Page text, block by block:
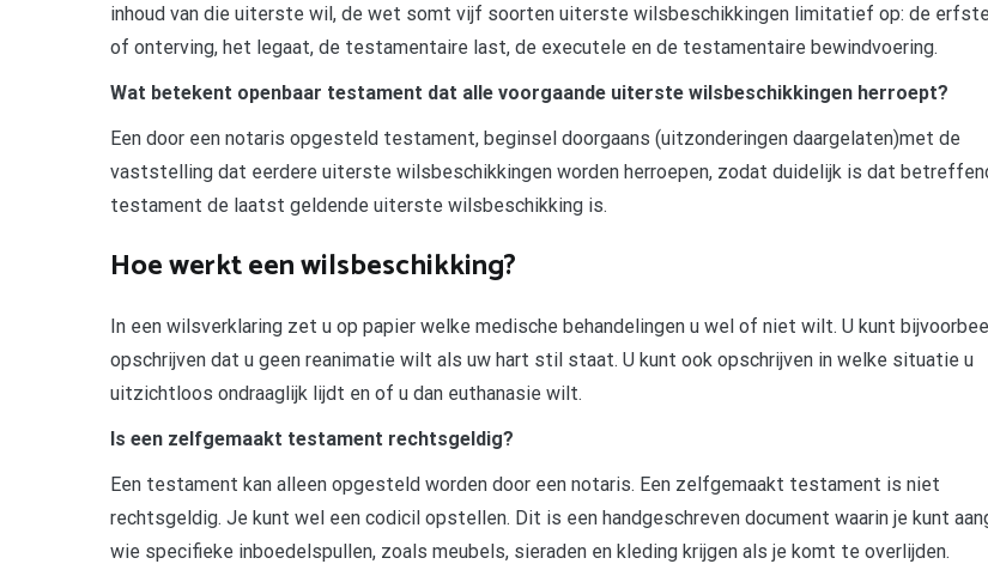
inhoud van die uiterste wil, de wet somt vijf soorten uiterste wilsbeschikkingen limitatief op: de
of onterving, het legaat, de testamentaire last, de executele en de testamentaire bewindvoering.
Wat betekent openbaar testament dat alle voorgaande uiterste wilsbeschikkingen herroept?
Een door een notaris opgesteld testament, beginsel doorgaans (uitzonderingen daargelaten)met de
vaststelling dat eerdere uiterste wilsbeschikkingen worden herroepen, zodat duidelijk is dat
testament de laatst geldende uiterste wilsbeschikking is.
Hoe werkt een wilsbeschikking?
In een wilsverklaring zet u op papier welke medische behandelingen u wel of niet wilt. U kunt
opschrijven dat u geen reanimatie wilt als uw hart stil staat. U kunt ook opschrijven in welke situatie u
uitzichtloos ondraaglijk lijdt en of u dan euthanasie wilt.
Is een zelfgemaakt testament rechtsgeldig?
Een testament kan alleen opgesteld worden door een notaris. Een zelfgemaakt testament is niet
rechtsgeldig. Je kunt wel een codicil opstellen. Dit is een handgeschreven document waarin je kunt
wie specifieke inboedelspullen, zoals meubels, sieraden en kleding krijgen als je komt te overlijden.